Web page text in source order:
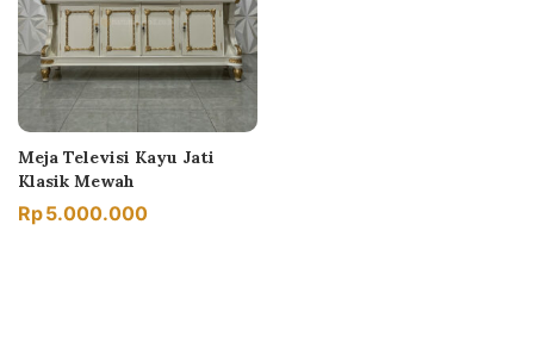
Meja Televisi Kayu Jati
Klasik Mewah
Rp5.000.000